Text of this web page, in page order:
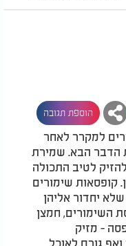
הוספת תגובה
למקרר לאחר
הדבר הבא. שמירת
לטיב התכולה
קופסאות שימורים
יחדור אליהן
השימורים, חמצן
- מזיק
גורם לאוכל